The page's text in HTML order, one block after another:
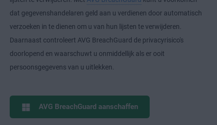
dat gegevenshandelaren geld aan u verdienen door automatisch
verzoeken in te dienen om u van hun lijsten te verwijderen.
Daarnaast controleert AVG BreachGuard de privacyrisico's
doorlopend en waarschuwt u onmiddellijk als er ooit
persoonsgegevens van u uitlekken.
AVG BreachGuard aanschaffen